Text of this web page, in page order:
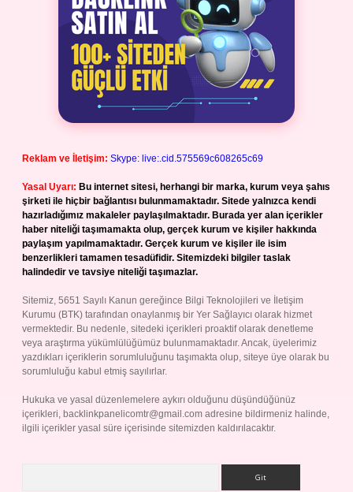
Reklam ve İletişim: Skype: live:.cid.575569c608265c69
Yasal Uyarı: Bu internet sitesi, herhangi bir marka, kurum veya şahıs
şirketi ile hiçbir bağlantısı bulunmamaktadır. Sitede yalnızca kendi
hazırladığımız makaleler paylaşılmaktadır. Burada yer alan içerikler
haber niteliği taşımamakta olup, gerçek kurum ve kişiler hakkında
paylaşım yapılmamaktadır. Gerçek kurum ve kişiler ile isim
benzerlikleri tamamen tesadüfidir. Sitemizdeki bilgiler taslak
halindedir ve tavsiye niteliği taşımazlar.
Sitemiz, 5651 Sayılı Kanun gereğince Bilgi Teknolojileri ve İletişim
Kurumu (BTK) tarafından onaylanmış bir Yer Sağlayıcı olarak hizmet
vermektedir. Bu nedenle, sitedeki içerikleri proaktif olarak denetleme
veya araştırma yükümlülüğümüz bulunmamaktadır. Ancak, üyelerimiz
yazdıkları içeriklerin sorumluluğunu taşımakta olup, siteye üye olarak bu
sorumluluğu kabul etmiş sayılırlar.
Hukuka ve yasal düzenlemelere aykırı olduğunu düşündüğünüz
içerikleri, backlinkpanelicomtr@gmail.com adresine bildirmeniz halinde,
ilgili içerikler yasal süre içerisinde sitemizden kaldırılacaktır.